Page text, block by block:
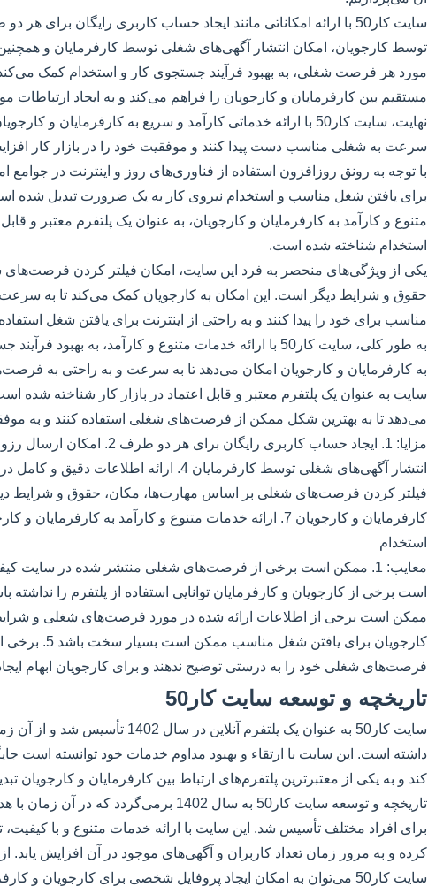
سایت کار50 با ارائه امکاناتی مانند ایجاد حساب کاربری رایگان
توسط کارجویان، امکان انتشار آگهی‌های شغلی توسط کارفرمایان و
مورد هر فرصت شغلی، به بهبود فرآیند جستجوی کار و استخدام کمک
مستقیم بین کارفرمایان و کارجویان را فراهم می‌کند و به ایجاد ارتباطات
نهایت، سایت کار50 با ارائه خدماتی کارآمد و سریع به کارفرمایان
سرعت به شغلی مناسب دست پیدا کنند و موفقیت خود را در بازار کار
با توجه به رونق روزافزون استفاده از فناوری‌های روز و اینترنت در جوامع
متنوع و کارآمد به کارفرمایان و کارجویان، به عنوان یک پلتفرم معتبر و
استخدام شناخته شده است.
یکی از ویژگی‌های منحصر به فرد این سایت، امکان فیلتر کردن
حقوق و شرایط دیگر است. این امکان به کارجویان کمک می‌کند تا به
مناسب برای خود را پیدا کنند و به راحتی از اینترنت برای یافتن شغل
به طور کلی، سایت کار50 با ارائه خدمات متنوع و کارآمد، به
به کارفرمایان و کارجویان امکان می‌دهد تا به سرعت و به راحتی به
سایت به عنوان یک پلتفرم معتبر و قابل اعتماد در بازار کار شناخته شده
می‌دهد تا به بهترین شکل ممکن از فرصت‌های شغلی استفاده کنند و به
استخدام
کارجویان برای
فرصت‌های شغلی خود را به درستی توضیح ندهند و برای کارجویان ابهام
تاریخچه و توسعه سایت کار50
سایت کار50 به عنوان یک پلتفرم
داشته است. این سایت با ارتقاء و بهبود مداوم خدمات خود توانسته است
کند و به یکی از معتبرترین پلتفرم‌های ارتباط بین کارفرمایان و کارجویان
تاریخچه و توسعه سایت کار50 به سال 1402
برای افراد مختلف تأسیس شد. این سایت با ارائه خدمات متنوع و با کیفیت،
کرده و به مرور زمان تعداد کاربران و آگهی‌های موجود در آن افزایش
سایت کار50 می‌توان به امکان ایجاد پروفایل شخصی برای کارجویان